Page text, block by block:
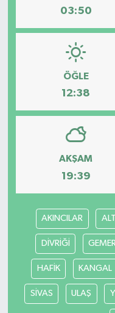
03:50
ÖĞLE
12:38
AKŞAM
19:39
AKINCILAR
DİVRİĞİ
HAFİK KANGAL
SİVAS ULAŞ